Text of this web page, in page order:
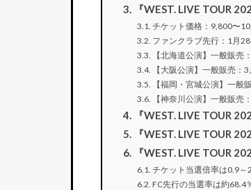
『WEST. LIVE TOUR
チケット価格：9,800〜
ファンクラブ先行：1月
【北海道公演】一般販売
【大阪公演】一般販売：
【福岡・宮城公演】一般
【神奈川公演】一般販売
『WEST. LIVE TOUR
『WEST. LIVE TOUR
『WEST. LIVE TOUR
チケット当選倍率は0.9～
FC先行の当選率は約68.4